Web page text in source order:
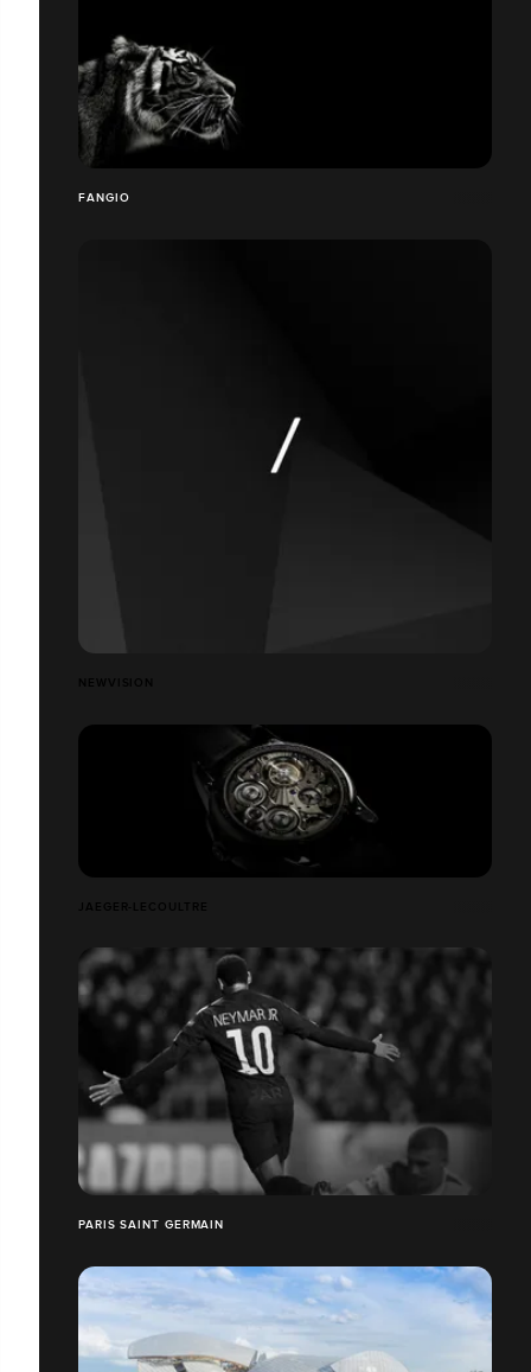
FANGIO
NEWVISION
JAEGER-LECOULTRE
PARIS SAINT GERMAIN